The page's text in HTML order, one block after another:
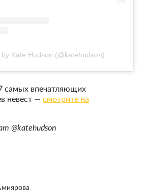
Kate Hudson (@katehudson)
самых впечатляющих
невест — смотрите на
@katehudson